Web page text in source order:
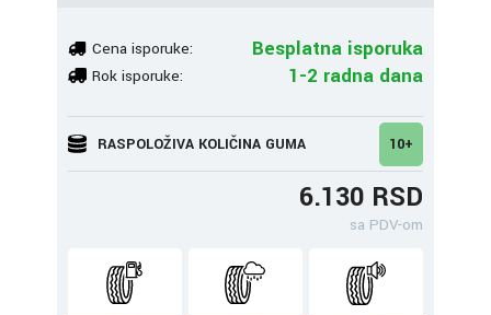
Cena isporuke: Besplatna isporuka
Rok isporuke: 1-2 radna dana
RASPOLOŽIVA KOLIČINA GUMA 10+
6.130 RSD
sa PDV-om